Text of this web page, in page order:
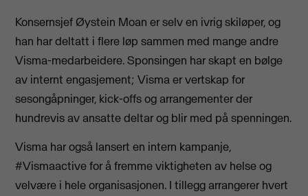
Konsernsjef Øystein Moan er selv en ivrig skiløper, og
han har deltatt i flere løp sammen med mange andre
Visma-medarbeidere. Sponsingen har skapt en bølge
av internt engasjement; Visma er vertskap for
sesongåpninger, kick-offs og arrangementer der
hundrevis av ansatte deltar og blir med på spenningen.
Visma har også lansert en intern kampanje,
#Vismaactive for å fremme viktigheten av helse og
velvære i hele organisasjonen. I tillegg arrangerer hvert